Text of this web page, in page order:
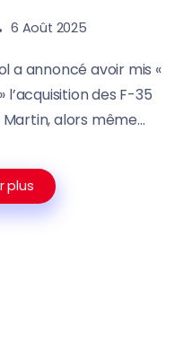
6 Août 2025
a annoncé avoir mis «
des F-35
alors même...
plus